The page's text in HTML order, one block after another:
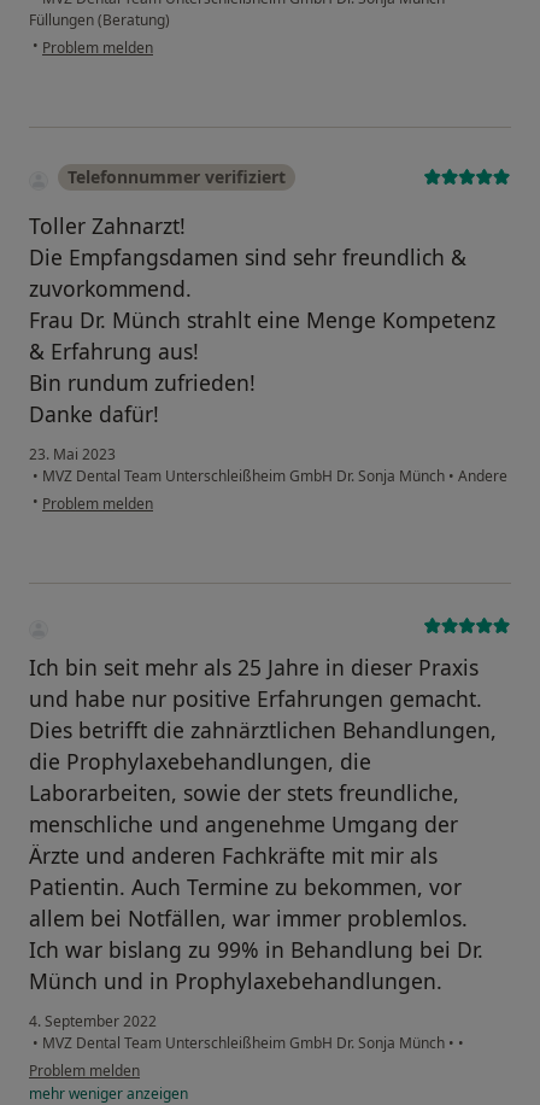
Füllungen (Beratung)
• Problem melden
Telefonnummer verifiziert
Toller Zahnarzt!
Die Empfangsdamen sind sehr freundlich &
zuvorkommend.
Frau Dr. Münch strahlt eine Menge Kompetenz
& Erfahrung aus!
Bin rundum zufrieden!
Danke dafür!
23. Mai 2023
• MVZ Dental Team Unterschleißheim GmbH Dr. Sonja Münch • Andere
• Problem melden
Ich bin seit mehr als 25 Jahre in dieser Praxis
und habe nur positive Erfahrungen gemacht.
Dies betrifft die zahnärztlichen Behandlungen,
die Prophylaxebehandlungen, die
Laborarbeiten, sowie der stets freundliche,
menschliche und angenehme Umgang der
Ärzte und anderen Fachkräfte mit mir als
Patientin. Auch Termine zu bekommen, vor
allem bei Notfällen, war immer problemlos.
Ich war bislang zu 99% in Behandlung bei Dr.
Münch und in Prophylaxebehandlungen.
4. September 2022
• MVZ Dental Team Unterschleißheim GmbH Dr. Sonja Münch • •
Problem melden
mehrwenigeranzeigen